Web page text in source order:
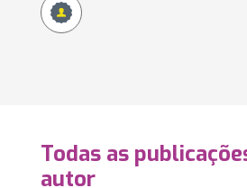
Todas as
autor